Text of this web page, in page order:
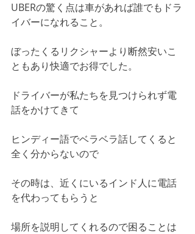
UBERの驚く点は車があれば誰でもドラ
イバーになれること。
ぼったくるリクシャーより断然安いこ
ともあり快適でお得でした。
ドライバーが私たちを見つけられず電
話をかけてきて
ヒンディー語でベラベラ話してくると
全く分からないので
その時は、近くにいるインド人に電話
を代わってもらうと
場所を説明してくれるので困ることは